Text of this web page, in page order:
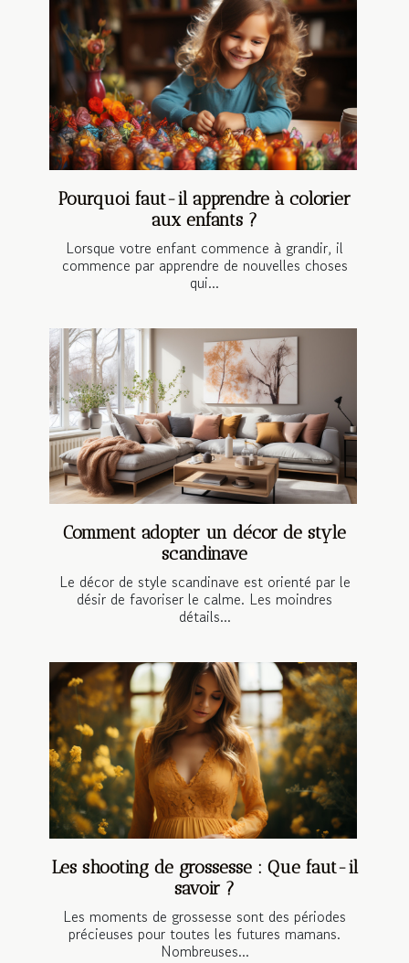
Pourquoi faut-il apprendre à colorier
aux enfants ?
Lorsque votre enfant commence à grandir, il
commence par apprendre de nouvelles choses
qui...
Comment adopter un décor de style
scandinave
Le décor de style scandinave est orienté par le
désir de favoriser le calme. Les moindres
détails...
Les shooting de grossesse : Que faut-il
savoir ?
Les moments de grossesse sont des périodes
précieuses pour toutes les futures mamans.
Nombreuses...